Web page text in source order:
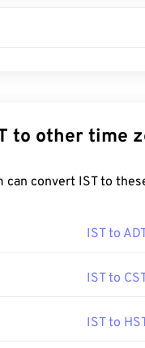
to other time
can convert IST to
IST to
IST to
IST to